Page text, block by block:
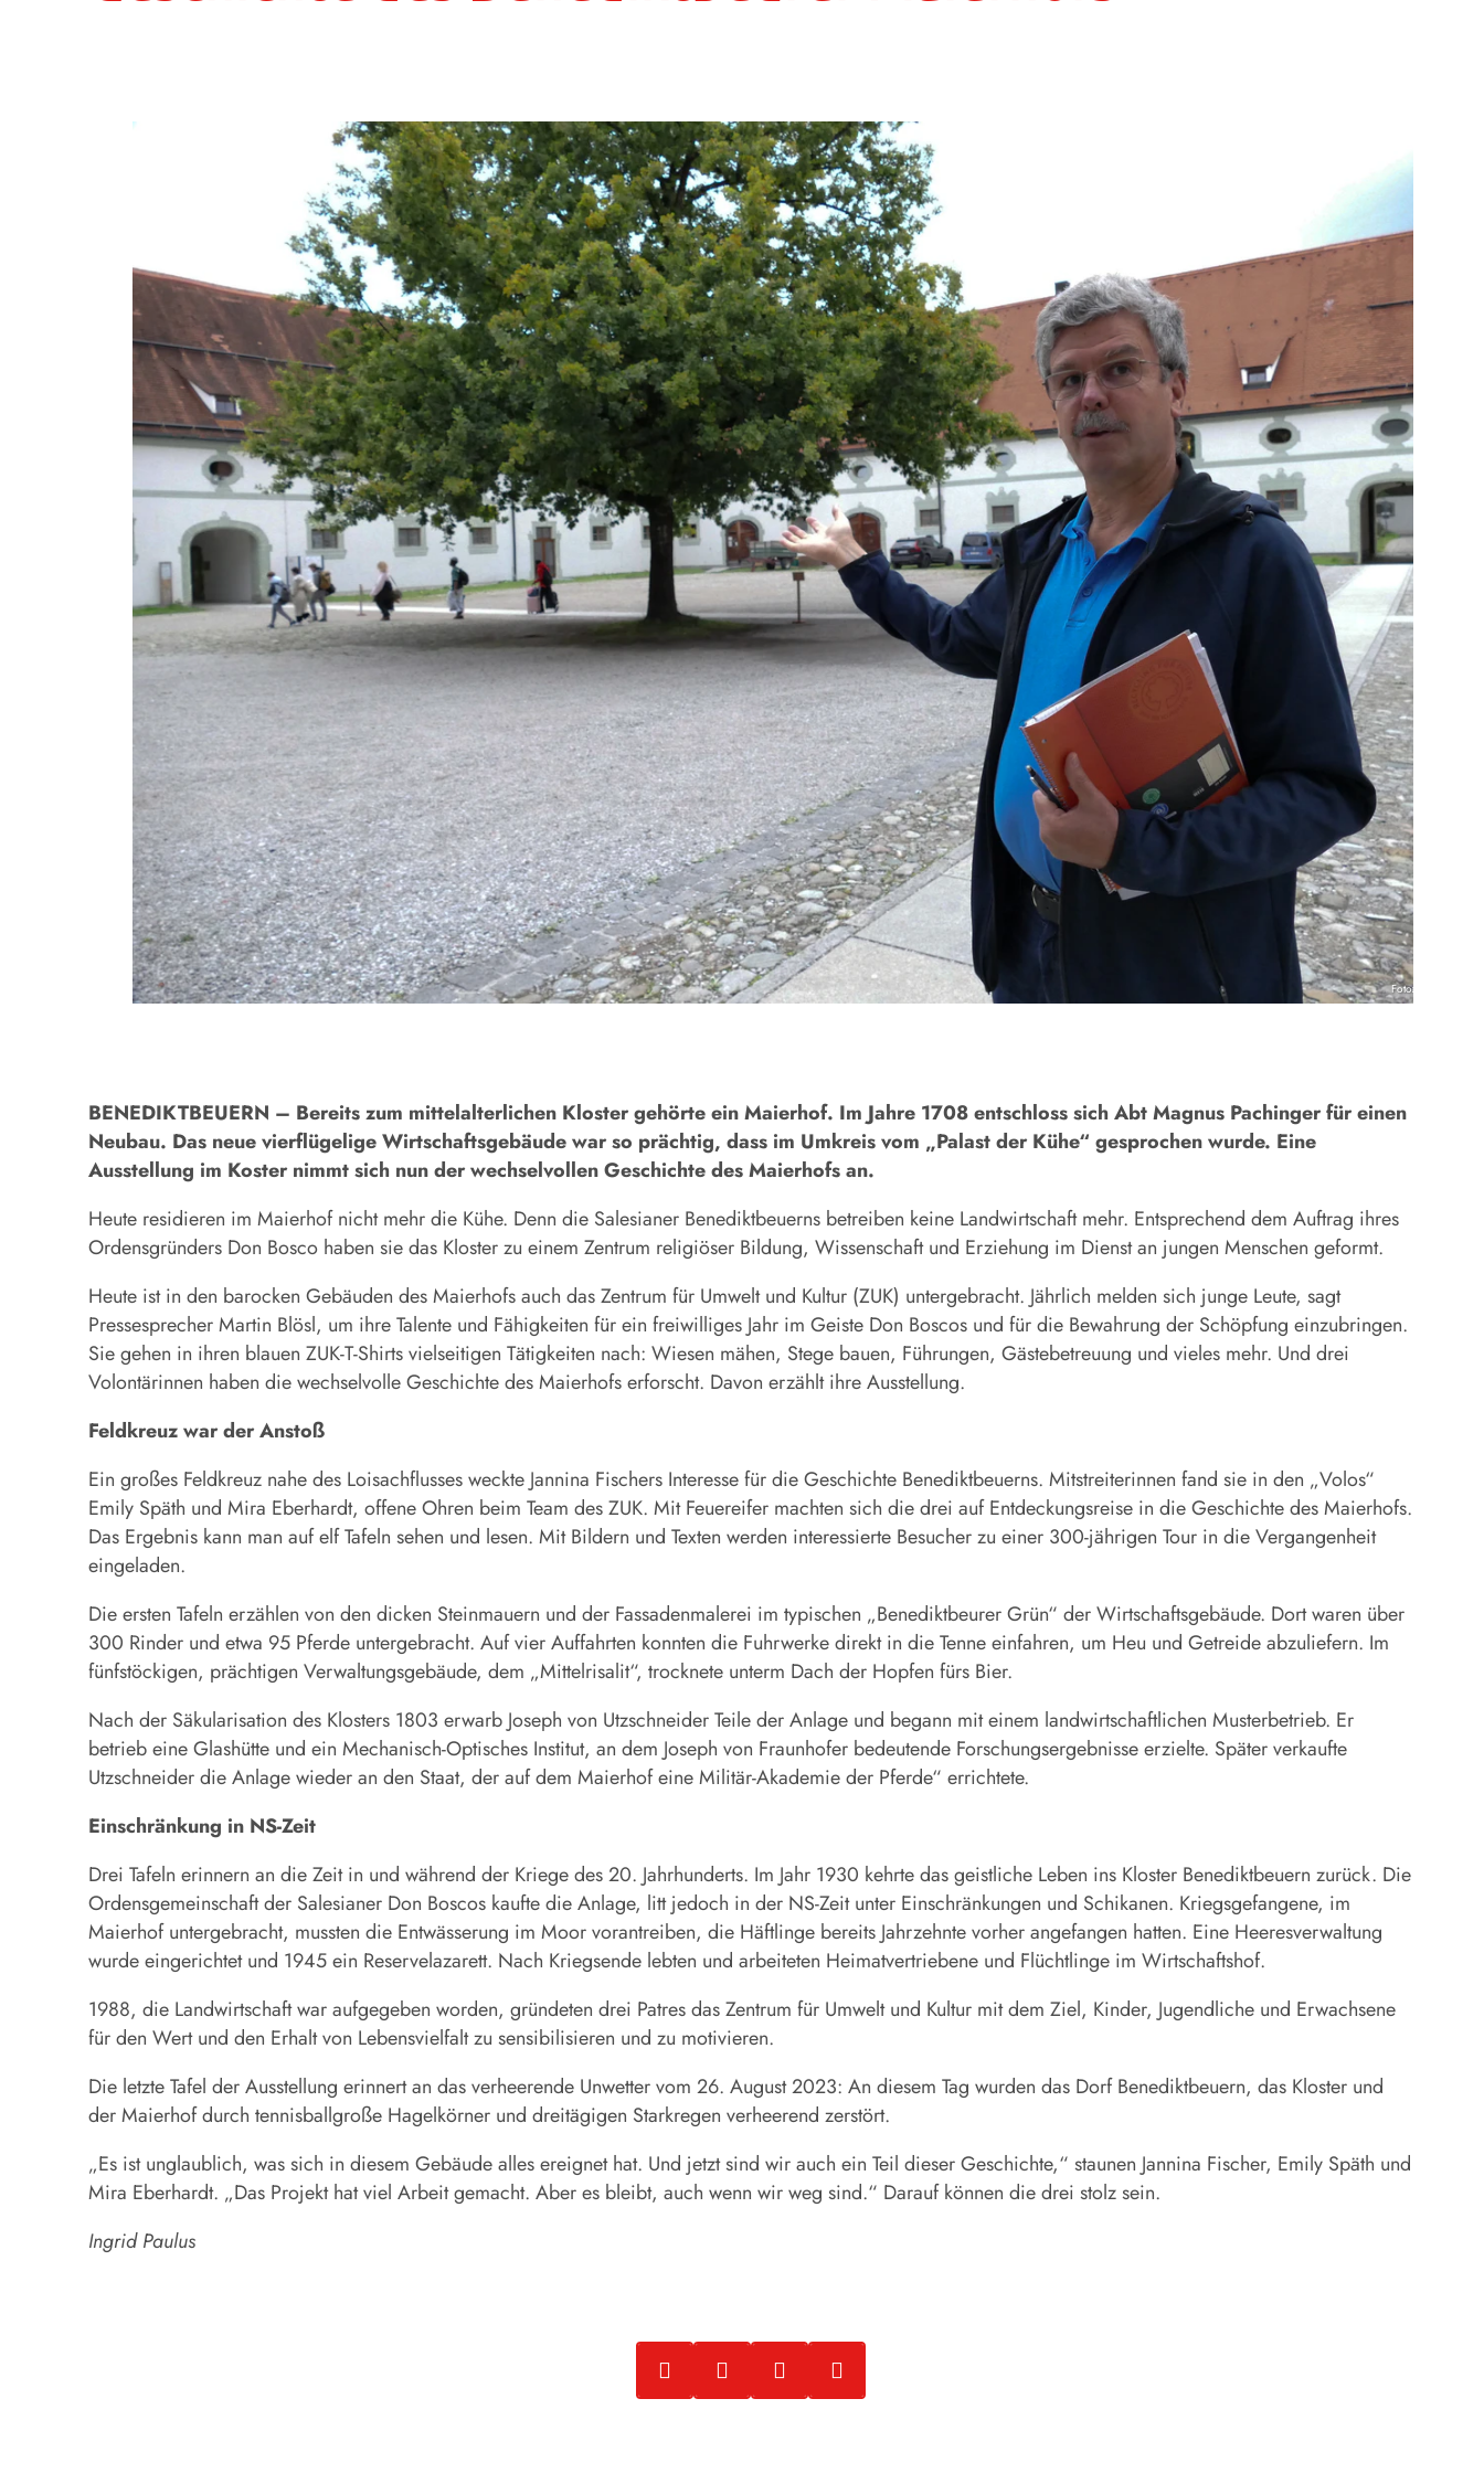
Foto: Paulus
BENEDIKTBEUERN – Bereits zum mittelalterlichen Kloster gehörte ein Maierhof. Im Jahre 1708 entschloss sich Abt Magnus Pachinger für einen
Neubau. Das neue vierflügelige Wirtschaftsgebäude war so prächtig, dass im Umkreis vom „Palast der Kühe“ gesprochen wurde. Eine
Ausstellung im Koster nimmt sich nun der wechselvollen Geschichte des Maierhofs an.
Heute residieren im Maierhof nicht mehr die Kühe. Denn die Salesianer Benediktbeuerns betreiben keine Landwirtschaft mehr. Entsprechend dem Auftrag ihres
Ordensgründers Don Bosco haben sie das Kloster zu einem Zentrum religiöser Bildung, Wissenschaft und Erziehung im Dienst an jungen Menschen geformt.
Heute ist in den barocken Gebäuden des Maierhofs auch das Zentrum für Umwelt und Kultur (ZUK) untergebracht. Jährlich melden sich junge Leute, sagt
Pressesprecher Martin Blösl, um ihre Talente und Fähigkeiten für ein freiwilliges Jahr im Geiste Don Boscos und für die Bewahrung der Schöpfung einzubringen.
Sie gehen in ihren blauen ZUK-T-Shirts vielseitigen Tätigkeiten nach: Wiesen mähen, Stege bauen, Führungen, Gästebetreuung und vieles mehr. Und drei
Volontärinnen haben die wechselvolle Geschichte des Maierhofs erforscht. Davon erzählt ihre Ausstellung.
Feldkreuz war der Anstoß
Ein großes Feldkreuz nahe des Loisachflusses weckte Jannina Fischers Interesse für die Geschichte Benediktbeuerns. Mitstreiterinnen fand sie in den „Volos“
Emily Späth und Mira Eberhardt, offene Ohren beim Team des ZUK. Mit Feuer­eifer machten sich die drei auf Entdeckungsreise in die Geschichte des Maierhofs.
Das Ergebnis kann man auf elf Tafeln sehen und lesen. Mit Bildern und Texten werden interessierte Besucher zu einer 300-jährigen Tour in die Vergangenheit
eingeladen.
Die ersten Tafeln erzählen von den dicken Steinmauern und der Fassadenmalerei im typischen „Benediktbeurer Grün“ der Wirtschaftsgebäude. Dort waren über
300 Rinder und etwa 95 Pferde untergebracht. Auf vier Auffahrten konnten die Fuhrwerke direkt in die Tenne einfahren, um Heu und Getreide abzuliefern. Im
fünfstöckigen, prächtigen Verwaltungsgebäude, dem „Mittelrisalit“, trocknete unterm Dach der Hopfen fürs Bier.
Nach der Säkularisation des Klosters 1803 erwarb Joseph von Utzschneider Teile der Anlage und begann mit einem landwirtschaftlichen Musterbetrieb. Er
betrieb eine Glashütte und ein Mechanisch-Optisches Institut, an dem Joseph von Fraunhofer bedeutende Forschungsergebnisse erzielte. Später verkaufte
Utzschneider die Anlage wieder an den Staat, der auf dem Maierhof eine Militär-Akademie der Pferde“ errichtete.
Einschränkung in NS-Zeit
Drei Tafeln erinnern an die Zeit in und während der Kriege des 20. Jahrhunderts. Im Jahr 1930 kehrte das geistliche Leben ins Kloster Benediktbeuern zurück. Die
Ordensgemeinschaft der Salesianer Don Boscos kaufte die Anlage, litt jedoch in der NS-Zeit unter Einschränkungen und Schikanen. Kriegsgefangene, im
Maierhof untergebracht, mussten die Entwässerung im Moor vorantreiben, die Häftlinge bereits Jahrzehnte vorher angefangen hatten. Eine Heeresverwaltung
wurde eingerichtet und 1945 ein Reserve­lazarett. Nach Kriegsende lebten und arbeiteten Heimatvertriebene und Flüchtlinge im Wirtschaftshof.
1988, die Landwirtschaft war aufgegeben worden, gründeten drei Patres das Zentrum für Umwelt und Kultur mit dem Ziel, Kinder, Jugendliche und Erwachsene
für den Wert und den Erhalt von Lebensvielfalt zu sensibilisieren und zu motivieren.
Die letzte Tafel der Ausstellung erinnert an das verheerende Unwetter vom 26. August 2023: An diesem Tag wurden das Dorf Benediktbeuern, das Kloster und
der Maierhof durch tennisballgroße Hagelkörner und dreitägigen Starkregen verheerend zerstört.
„Es ist unglaublich, was sich in diesem Gebäude alles ereignet hat. Und jetzt sind wir auch ein Teil dieser Geschichte,“ staunen Jannina Fischer, Emily Späth und
Mira Eberhardt. „Das Projekt hat viel Arbeit gemacht. Aber es bleibt, auch wenn wir weg sind.“ Darauf können die drei stolz sein.
Ingrid Paulus